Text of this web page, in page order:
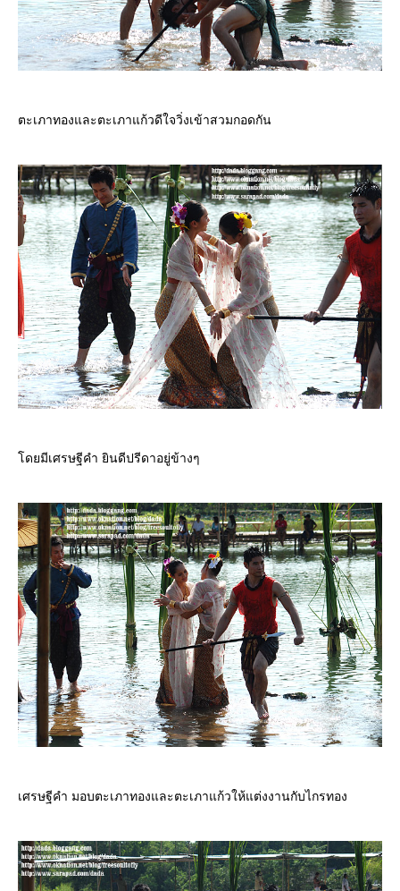
ตะเภาทองและตะเภาแก้วดีใจวิ่งเข้าสวมกอดกัน
ดยมีเศรษฐีคำ ยินดีปรีดาอยู่ข้างๆ
เศรษฐีคำ มอบตะเภาทองและตะเภาแก้วให้แต่งงานกับไกรทอง